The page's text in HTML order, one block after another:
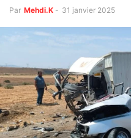
Par Mehdi.K - 31 janvier 2025